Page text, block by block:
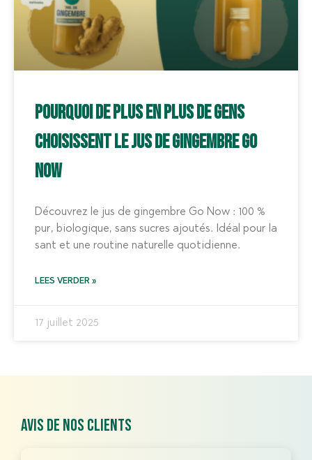
Pourquoi de plus en plus de gens
choisissent le jus de gingembre Go
Now
Découvrez le jus de gingembre Go Now : 100 %
pur, biologique, sans sucres ajoutés. Idéal pour la
sant et une routine naturelle quotidienne.
LEES VERDER »
17 juillet 2025
Avis de nos clients